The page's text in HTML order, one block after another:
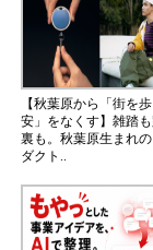
【秋葉原から「街を
安」をなくす】雑踏
裏も。秋葉原生まれの
ダクト..